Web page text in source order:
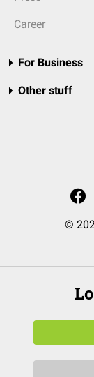
Career
For Business
Other stuff
©